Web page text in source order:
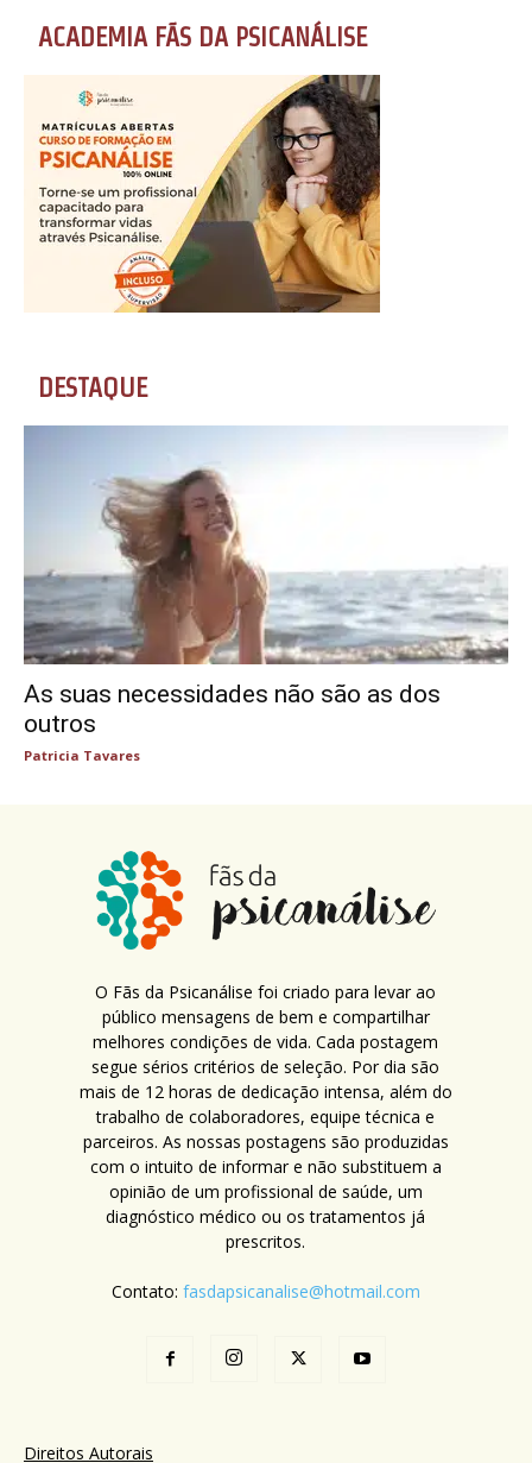
ACADEMIA FÃS DA PSICANÁLISE
DESTAQUE
As suas necessidades não são as dos
outros
Patricia Tavares
O Fãs da Psicanálise foi criado para levar ao
público mensagens de bem e compartilhar
melhores condições de vida. Cada postagem
segue sérios critérios de seleção. Por dia são
mais de 12 horas de dedicação intensa, além do
trabalho de colaboradores, equipe técnica e
parceiros. As nossas postagens são produzidas
com o intuito de informar e não substituem a
opinião de um profissional de saúde, um
diagnóstico médico ou os tratamentos já
prescritos.
Contato: fasdapsicanalise@hotmail.com
Direitos Autorais